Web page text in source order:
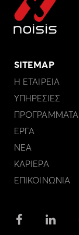
SITEMAP
Η ΕΤΑΙΡΕΙΑ
ΥΠΗΡΕΣΙΕΣ
ΠΡΟΓΡΑΜΜΑΤΑ
ΕΡΓΑ
ΝΕΑ
ΚΑΡΙΕΡΑ
ΕΠΙΚΟΙΝΩΝΙΑ